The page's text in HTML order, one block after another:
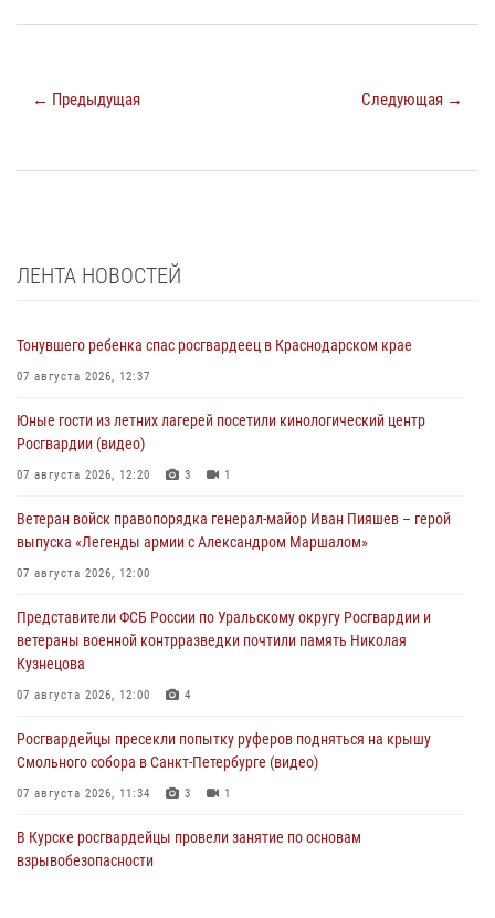
← Предыдущая Следующая →
ЛЕНТА НОВОСТЕЙ
Тонувшего ребенка спас росгвардеец в Краснодарском крае
07 августа 2026, 12:37
Юные гости из летних лагерей посетили кинологический центр
Росгвардии (видео)
07 августа 2026, 12:20 3 1
Ветеран войск правопорядка генерал-майор Иван Пияшев – герой
выпуска «Легенды армии с Александром Маршалом»
07 августа 2026, 12:00
Представители ФСБ России по Уральскому округу Росгвардии и
ветераны военной контрразведки почтили память Николая
Кузнецова
07 августа 2026, 12:00 4
Росгвардейцы пресекли попытку руферов подняться на крышу
Смольного собора в Санкт-Петербурге (видео)
07 августа 2026, 11:34 3 1
В Курске росгвардейцы провели занятие по основам
взрывобезопасности